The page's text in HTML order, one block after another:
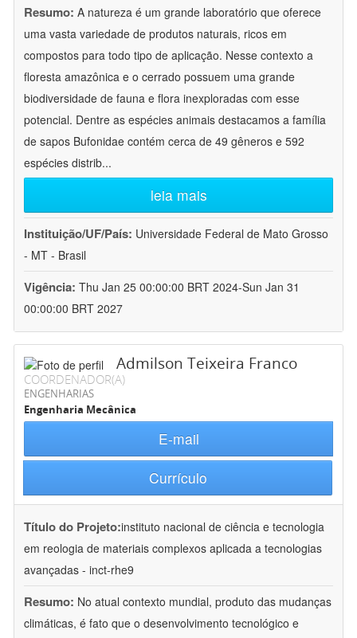
Resumo: A natureza é um grande laboratório que oferece
uma vasta variedade de produtos naturais, ricos em
compostos para todo tipo de aplicação. Nesse contexto a
floresta amazônica e o cerrado possuem uma grande
biodiversidade de fauna e flora inexploradas com esse
potencial. Dentre as espécies animais destacamos a família
de sapos Bufonidae contém cerca de 49 gêneros e 592
espécies distrib...
leia mais
Instituição/UF/País: Universidade Federal de Mato Grosso
- MT - Brasil
Vigência: Thu Jan 25 00:00:00 BRT 2024-Sun Jan 31
00:00:00 BRT 2027
Admilson Teixeira Franco
COORDENADOR(A)
ENGENHARIAS
Engenharia Mecânica
E-mail
Currículo
Título do Projeto:instituto nacional de ciência e tecnologia
em reologia de materiais complexos aplicada a tecnologias
avançadas - inct-rhe9
Resumo: No atual contexto mundial, produto das mudanças
climáticas, é fato que o desenvolvimento tecnológico e